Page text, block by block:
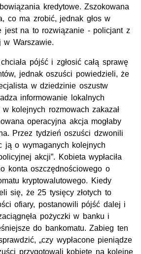
kredytowe. Zszokowana
co ma zrobić, jednak głos w
jest na to rozwiązanie - policjant z
w Warszawie.
pójść i zgłosić całą sprawę
jednak oszuści powiedzieli, że
w dziedzinie oszustw
informowanie lokalnych
kolejnych rozmowach zakazał
operacyjna akcja mogłaby
Przez tydzień oszuści dzwonili
ją o wymaganych kolejnych
akcji”. Kobieta wypłaciła
konta oszczędnościowego o
kryptowalutowego. Kiedy
się, że 25 tysięcy złotych to
ofiary, postanowili pójść dalej i
pożyczki w banku i
do bankomatu. Zabieg ten
„czy wypłacone pieniądze
przygotowali kobietę na kolejne